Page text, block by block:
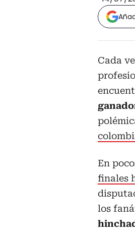
Cada
En
finales
los